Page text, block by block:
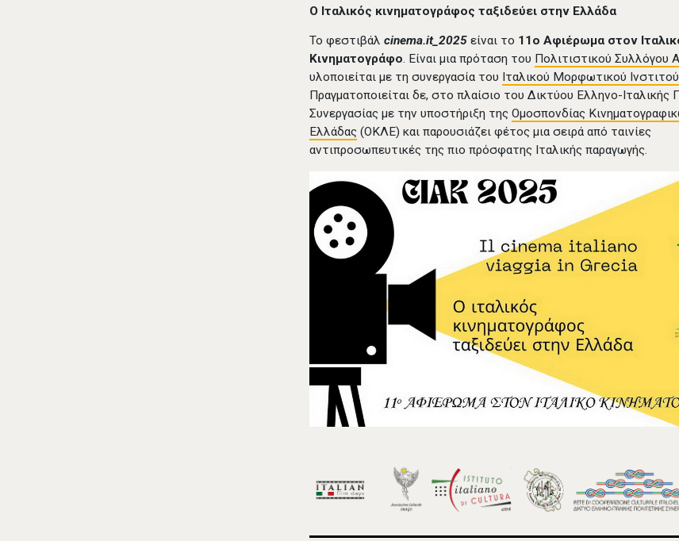
Ο Ιταλικός κινηματογράφος ταξιδεύει στην Ελλάδα
Το φεστιβάλcinema.it_2025 είναι το 11ο Αφιέρωμα στον
Κινηματογράφο. Είναι μια πρόταση του Πολιτιστικού Συλλόγου
υλοποιείται με τη συνεργασία του Ιταλικού Μορφωτικού
Πραγματοποιείται δε, στο πλαίσιο του Δικτύου Ελληνο-Ιταλικής
Συνεργασίας με την υποστήριξη τηςΟμοσπονδίας
Ελλάδας (ΟΚΛΕ) και παρουσιάζει φέτος μια σειρά από ταινίες
αντιπροσωπευτικές της πιο πρόσφατης Ιταλικής παραγωγής.